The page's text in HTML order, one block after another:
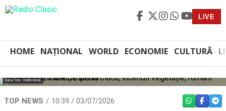
LIVE
HOME NAȚIONAL WORLD ECONOMIE CULTURĂ
Sursă foto: Shutterstock
TOP NEWS 10:39 / 03/07/2026 WHATSAPP